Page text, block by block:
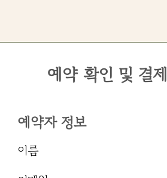
예약 확인 및 결제
예약자 정보
이름